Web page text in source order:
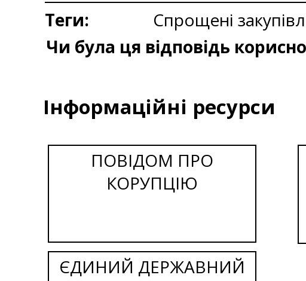
Теги:
Спрощені
Чи була ця відповідь
Інформаційні ресурси
ПОВІДОМ ПРО
КОРУПЦІЮ
ЄДИНИЙ ДЕРЖАВНИЙ